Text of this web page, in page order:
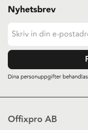
Nyhetsbrev
Dina personuppgifter
Offixpro AB